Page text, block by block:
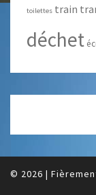
toilettes train
déchet
© 2026 |